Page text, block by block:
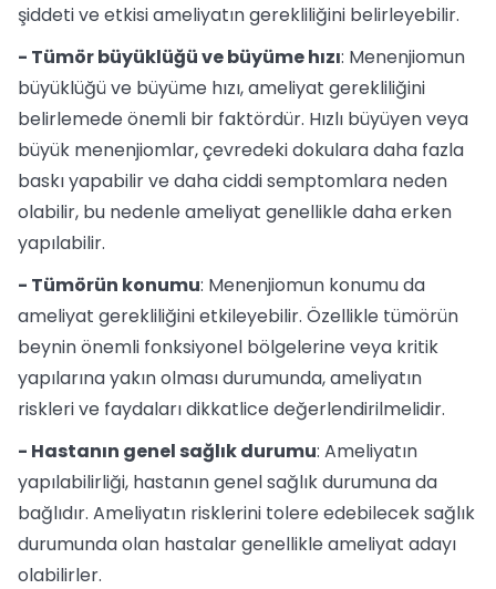
şiddeti ve etkisi ameliyatın gerekliliğini belirleyebilir.
- Tümör büyüklüğü ve büyüme hızı: Menenjiomun
büyüklüğü ve büyüme hızı, ameliyat gerekliliğini
belirlemede önemli bir faktördür. Hızlı büyüyen veya
büyük menenjiomlar, çevredeki dokulara daha fazla
baskı yapabilir ve daha ciddi semptomlara neden
olabilir, bu nedenle ameliyat genellikle daha erken
yapılabilir.
- Tümörün konumu: Menenjiomun konumu da
ameliyat gerekliliğini etkileyebilir. Özellikle tümörün
beynin önemli fonksiyonel bölgelerine veya kritik
yapılarına yakın olması durumunda, ameliyatın
riskleri ve faydaları dikkatlice değerlendirilmelidir.
- Hastanın genel sağlık durumu: Ameliyatın
yapılabilirliği, hastanın genel sağlık durumuna da
bağlıdır. Ameliyatın risklerini tolere edebilecek sağlık
durumunda olan hastalar genellikle ameliyat adayı
olabilirler.